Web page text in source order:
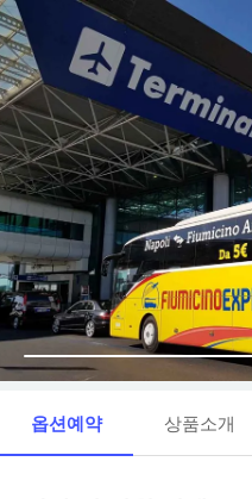
옵션예약 상품소개